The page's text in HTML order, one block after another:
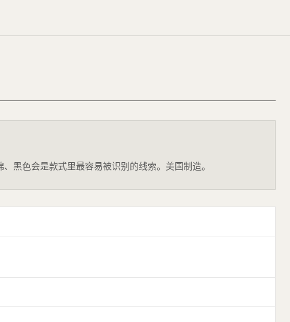
黑色会是款式里最容易被识别的线索。美国制造。